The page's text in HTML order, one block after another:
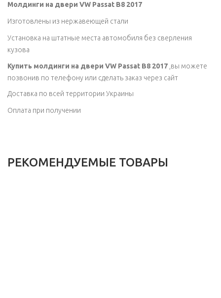
Молдинги на двери VW Passat B8 2017
Изготовлены из нержавеющей стали
Установка на штатные места автомобиля без сверления
кузова
Купить молдинги на двери VW Passat B8 2017 ,вы можете
позвонив по телефону или сделать заказ через сайт
Доставка по всей территории Украины
Оплата при получении
РЕКОМЕНДУЕМЫЕ ТОВАРЫ